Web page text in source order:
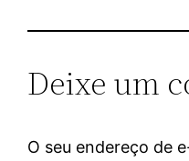
Deixe um
O seu endereço de